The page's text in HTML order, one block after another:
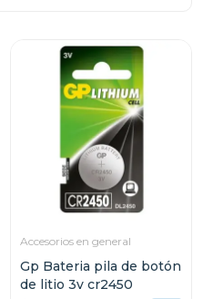
Accesorios en general
Gp Bateria pila de botón
de litio 3v cr2450